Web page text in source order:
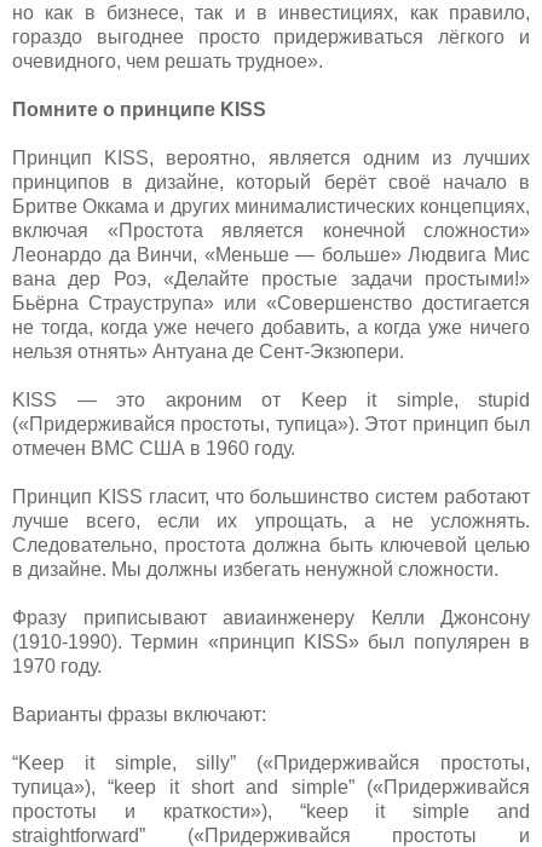
но как в бизнесе, так и в инвестициях, как правило,
гораздо выгоднее просто придерживаться лёгкого и
очевидного, чем решать трудное».
Помните о принципе KISS
Принцип KISS, вероятно, является одним из лучших
принципов в дизайне, который берёт своё начало в
Бритве Оккама и других минималистических концепциях,
включая «Простота является конечной сложности»
Леонардо да Винчи, «Меньше — больше» Людвига Мис
вана дер Роэ, «Делайте простые задачи простыми!»
Бьёрна Страуструпа» или «Совершенство достигается
не тогда, когда уже нечего добавить, а когда уже ничего
нельзя отнять» Антуана де Сент-Экзюпери.
KISS — это акроним от Keep it simple, stupid
(«Придерживайся простоты, тупица»). Этот принцип был
отмечен ВМС США в 1960 году.
Принцип KISS гласит, что большинство систем работают
лучше всего, если их упрощать, а не усложнять.
Следовательно, простота должна быть ключевой целью
в дизайне. Мы должны избегать ненужной сложности.
Фразу приписывают авиаинженеру Келли Джонсону
(1910-1990). Термин «принцип KISS» был популярен в
1970 году.
Варианты фразы включают:
“Keep it simple, silly” («Придерживайся простоты,
тупица»), “keep it short and simple” («Придерживайся
простоты и краткости»), “keep it simple and
straightforward” («Придерживайся простоты и